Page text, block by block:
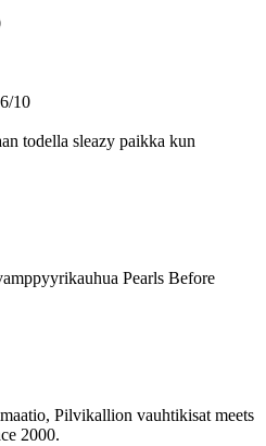
10
todella sleazy paikka kun
Pearls Before
Pilvikallion vauhtikisat meets
2000.